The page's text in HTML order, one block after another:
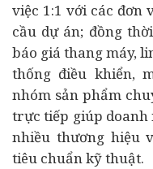
việc 1:1 với các đơn
cầu dự án; đồng
báo giá thang máy,
thống điều khiển,
nhóm sản phẩm
trực tiếp giúp doanh
nhiều thương hiệu
tiêu chuẩn kỹ thuật.